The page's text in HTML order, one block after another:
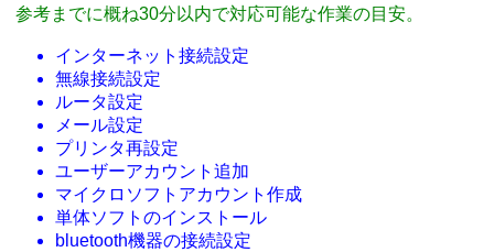
参考までに概ね30分以内で対応可能な作業の目安。
インターネット接続設定
無線接続設定
ルータ設定
メール設定
プリンタ再設定
ユーザーアカウント追加
マイクロソフトアカウント作成
単体ソフトのインストール
bluetooth機器の接続設定